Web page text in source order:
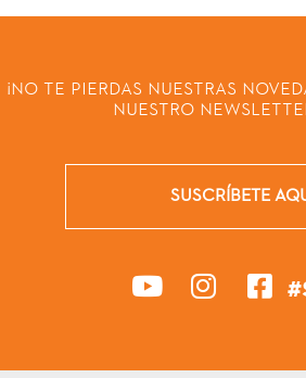
¡NO TE PIERDAS NUESTRAS
NUESTRO
SUSCRÍBETE